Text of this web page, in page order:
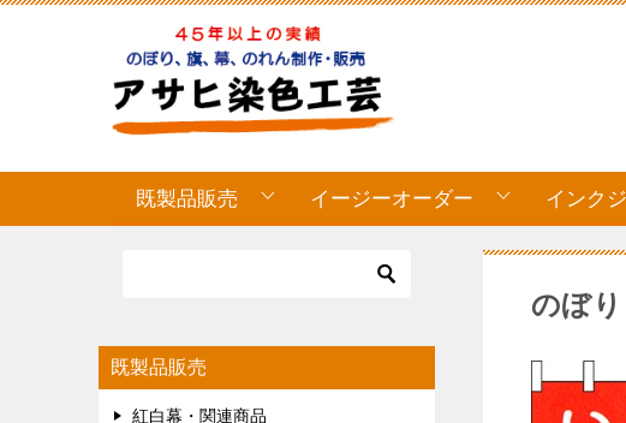
既製品販売 イージーオーダー インク
のぼ
既製品販売
紅白幕・関連商品